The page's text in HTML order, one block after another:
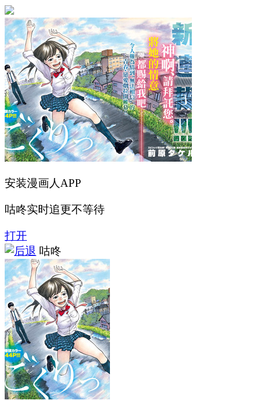
安装漫画人APP
咕咚实时追更不等待
打开
咕咚